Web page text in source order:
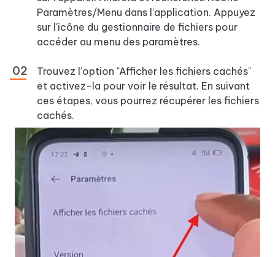
Paramètres/Menu dans l'application. Appuyez
sur l'icône du gestionnaire de fichiers pour
accéder au menu des paramètres.
Trouvez l'option "Afficher les fichiers cachés"
et activez-la pour voir le résultat. En suivant
ces étapes, vous pourrez récupérer les fichiers
cachés.